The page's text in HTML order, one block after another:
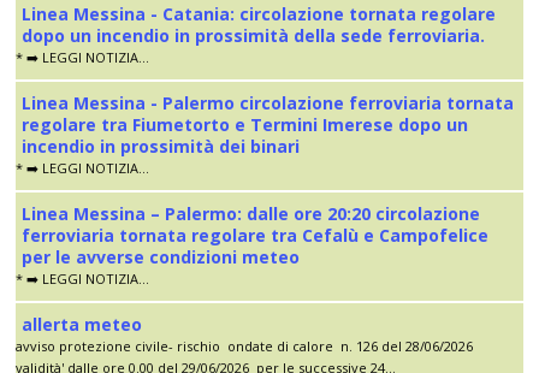
Linea Messina - Catania: circolazione tornata regolare
dopo un incendio in prossimità della sede ferroviaria.
* ➡️ LEGGI NOTIZIA...
Linea Messina - Palermo circolazione ferroviaria tornata
regolare tra Fiumetorto e Termini Imerese dopo un
incendio in prossimità dei binari
* ➡️ LEGGI NOTIZIA...
Linea Messina – Palermo: dalle ore 20:20 circolazione
ferroviaria tornata regolare tra Cefalù e Campofelice
per le avverse condizioni meteo
* ➡️ LEGGI NOTIZIA...
allerta meteo
avviso protezione civile- rischio ondate di calore n. 126 del 28/06/2026
validità' dalle ore 0.00 del 29/06/2026 per le successive 24...